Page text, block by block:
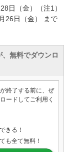
日（金）（注1）
26日（金） まで
無料でダウンロ
終了する前に、ぜ
ードしてご利用く
きる！
も全て無料！